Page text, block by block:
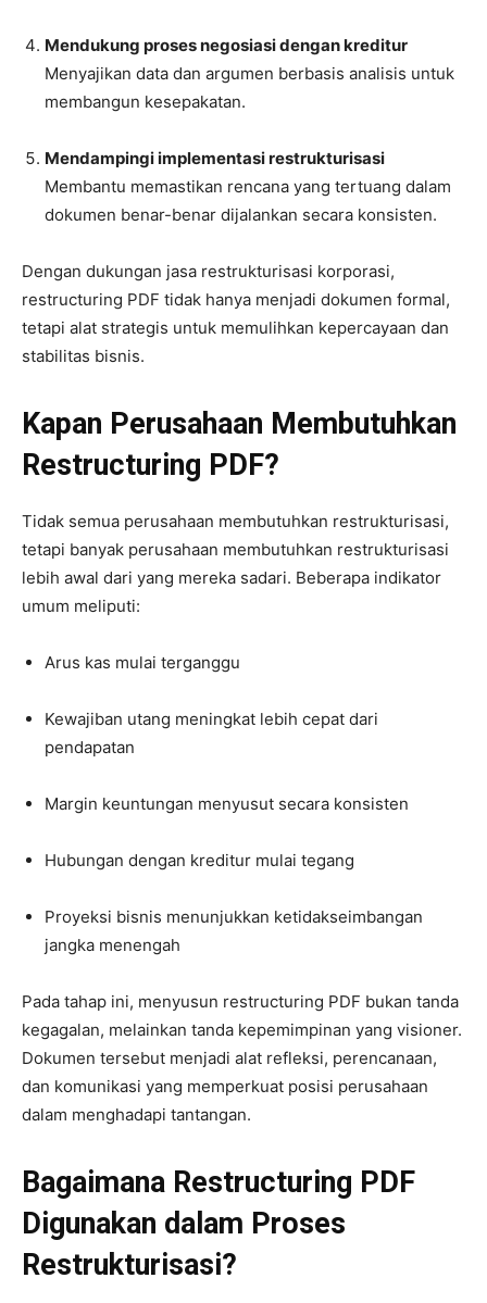
Mendukung proses negosiasi dengan kreditur
Menyajikan data dan argumen berbasis analisis untuk
membangun kesepakatan.
Mendampingi implementasi restrukturisasi
Membantu memastikan rencana yang tertuang dalam
dokumen benar-benar dijalankan secara konsisten.
Dengan dukungan jasa restrukturisasi korporasi,
restructuring PDF tidak hanya menjadi dokumen formal,
tetapi alat strategis untuk memulihkan kepercayaan dan
stabilitas bisnis.
Kapan Perusahaan Membutuhkan
Restructuring PDF?
Tidak semua perusahaan membutuhkan restrukturisasi,
tetapi banyak perusahaan membutuhkan restrukturisasi
lebih awal dari yang mereka sadari. Beberapa indikator
umum meliputi:
Arus kas mulai terganggu
Kewajiban utang meningkat lebih cepat dari
pendapatan
Margin keuntungan menyusut secara konsisten
Hubungan dengan kreditur mulai tegang
Proyeksi bisnis menunjukkan ketidakseimbangan
jangka menengah
Pada tahap ini, menyusun restructuring PDF bukan tanda
kegagalan, melainkan tanda kepemimpinan yang visioner.
Dokumen tersebut menjadi alat refleksi, perencanaan,
dan komunikasi yang memperkuat posisi perusahaan
dalam menghadapi tantangan.
Bagaimana Restructuring PDF
Digunakan dalam Proses
Restrukturisasi?